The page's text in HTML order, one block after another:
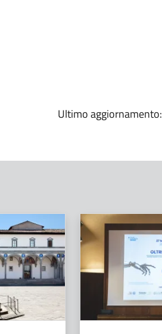
Ultimo aggiornamento: